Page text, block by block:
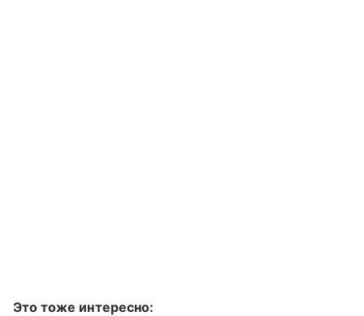
Это тоже интересно: